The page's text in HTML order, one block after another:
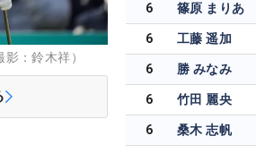
：鈴木祥）
6 篠原 まりあ
6 工藤 遥加
6 勝 みなみ
6 竹田 麗央
6 桑木 志帆